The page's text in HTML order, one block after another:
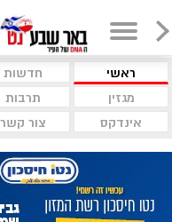
ראשי חדשות
מגזין
תרבות
אינדקס
צור קשר